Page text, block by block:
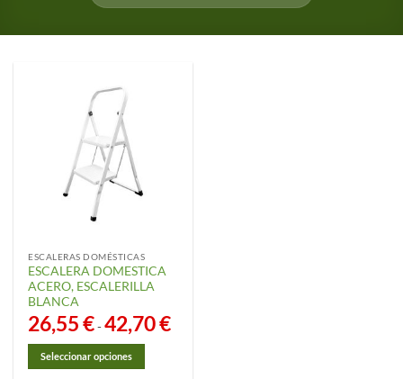
ESCALERAS DOMÉSTICAS
ESCALERA DOMESTICA
ACERO, ESCALERILLA
BLANCA
26,55€-42,70€Rango
de
Seleccionar opciones